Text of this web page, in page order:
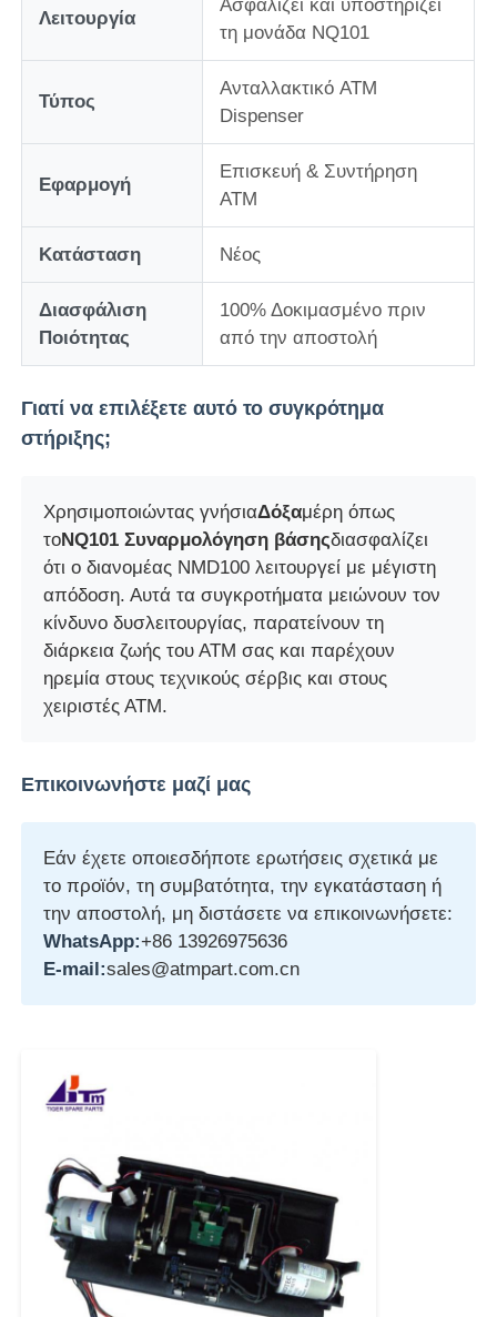
Τμήματα ATM Diebold
Ανταλλακτικά NCR ATM
Ανταλλακτικά Wincor ATM
Τμήματα ΑΤΜ Hyosung
Τμήματα Fujitsu ATM
Τμήματα ATM Hitachi
Τμήματα ΑΤΜ Glory NMD
Τμήματα ΑΤΜ OKI
Μέρη ATM Genmega
μετρητής λογαριασμών
Εκτυπωτής καρτών
Ανταλλακτικά ATM
Μηχάνημα ΑΤΜ
Ανακυκλωτής νομισμάτων
Λειτουργία
Ασφαλίζει και υποστηρίζει
τη μονάδα NQ101
Τύπος
Ανταλλακτικό ATM
Dispenser
Εφαρμογή
Επισκευή & Συντήρηση
ΑΤΜ
Κατάσταση Νέος
Διασφάλιση
Ποιότητας
100% Δοκιμασμένο πριν
από την αποστολή
Γιατί να επιλέξετε αυτό το συγκρότημα
στήριξης;
Χρησιμοποιώντας γνήσιαΔόξαμέρη όπως
τοNQ101 Συναρμολόγηση βάσηςδιασφαλίζει
ότι ο διανομέας NMD100 λειτουργεί με μέγιστη
απόδοση. Αυτά τα συγκροτήματα μειώνουν τον
κίνδυνο δυσλειτουργίας, παρατείνουν τη
διάρκεια ζωής του ΑΤΜ σας και παρέχουν
ηρεμία στους τεχνικούς σέρβις και στους
χειριστές ΑΤΜ.
Επικοινωνήστε μαζί μας
Εάν έχετε οποιεσδήποτε ερωτήσεις σχετικά με
το προϊόν, τη συμβατότητα, την εγκατάσταση ή
την αποστολή, μη διστάσετε να επικοινωνήσετε:
WhatsApp:+86 13926975636
E-mail:sales@atmpart.com.cn